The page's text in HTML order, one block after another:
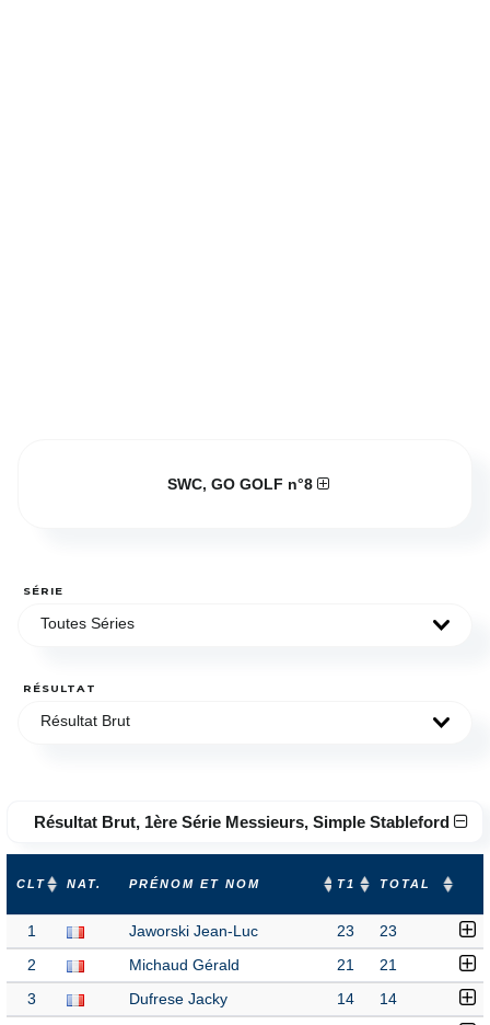
SWC, GO GOLF n°8
SÉRIE
Toutes Séries
RÉSULTAT
Résultat Brut
Résultat Brut, 1ère Série Messieurs, Simple Stableford
CLT NAT. PRÉNOM ET NOM T1 TOTAL
1 Jaworski Jean-Luc 23 23
2 Michaud Gérald 21 21
3 Dufrese Jacky 14 14